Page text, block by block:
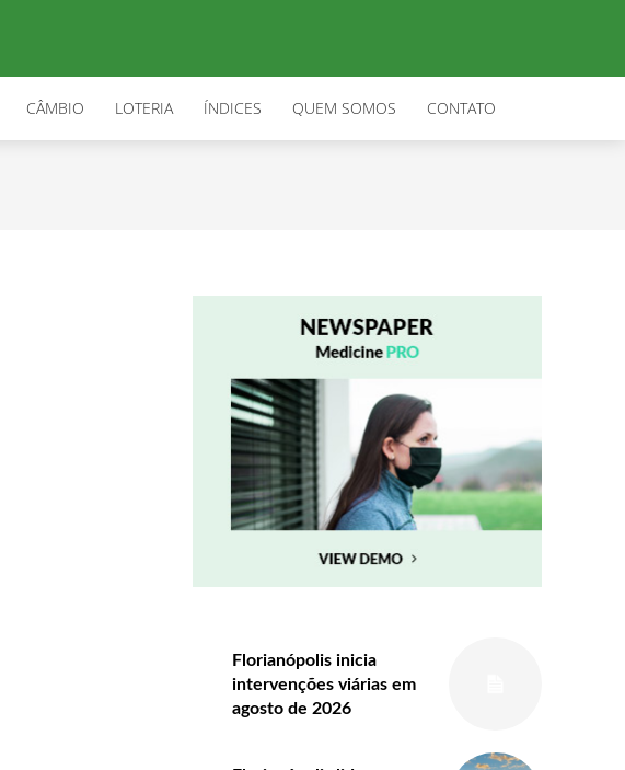
CÂMBIO LOTERIA ÍNDICES QUEM SOMOS CONTATO
Florianópolis inicia
intervenções viárias em
agosto de 2026